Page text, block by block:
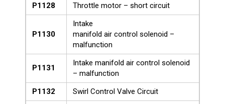
P1128
Throttle motor – short circuit
P1130
Intake
manifold air control solenoid –
malfunction
P1131
Intake manifold air control solenoid
– malfunction
P1132
Swirl Control Valve Circuit